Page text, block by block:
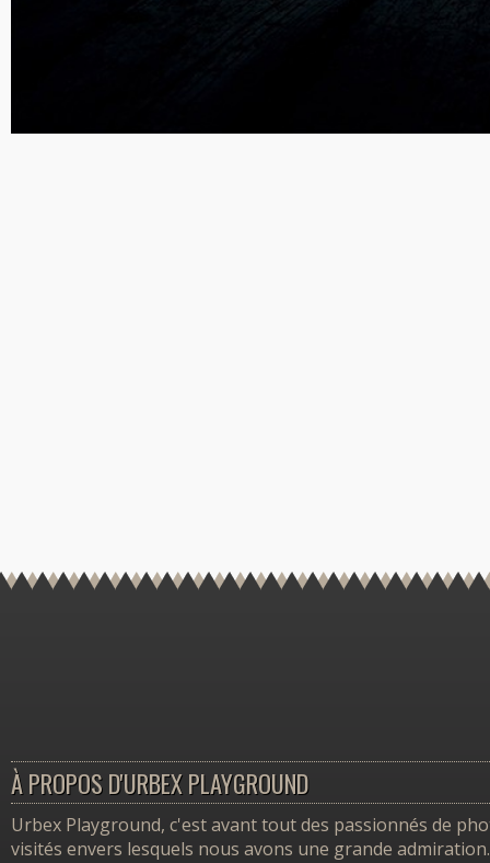
À PROPOS D'URBEX PLAYGROUND
Urbex Playground, c'est avant tout des passionnés de
visités envers lesquels nous avons une grande admiration.